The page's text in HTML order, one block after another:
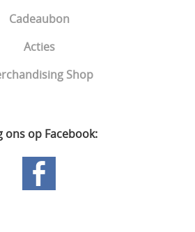
Cadeaubon
Acties
Shop
ons op Facebook: